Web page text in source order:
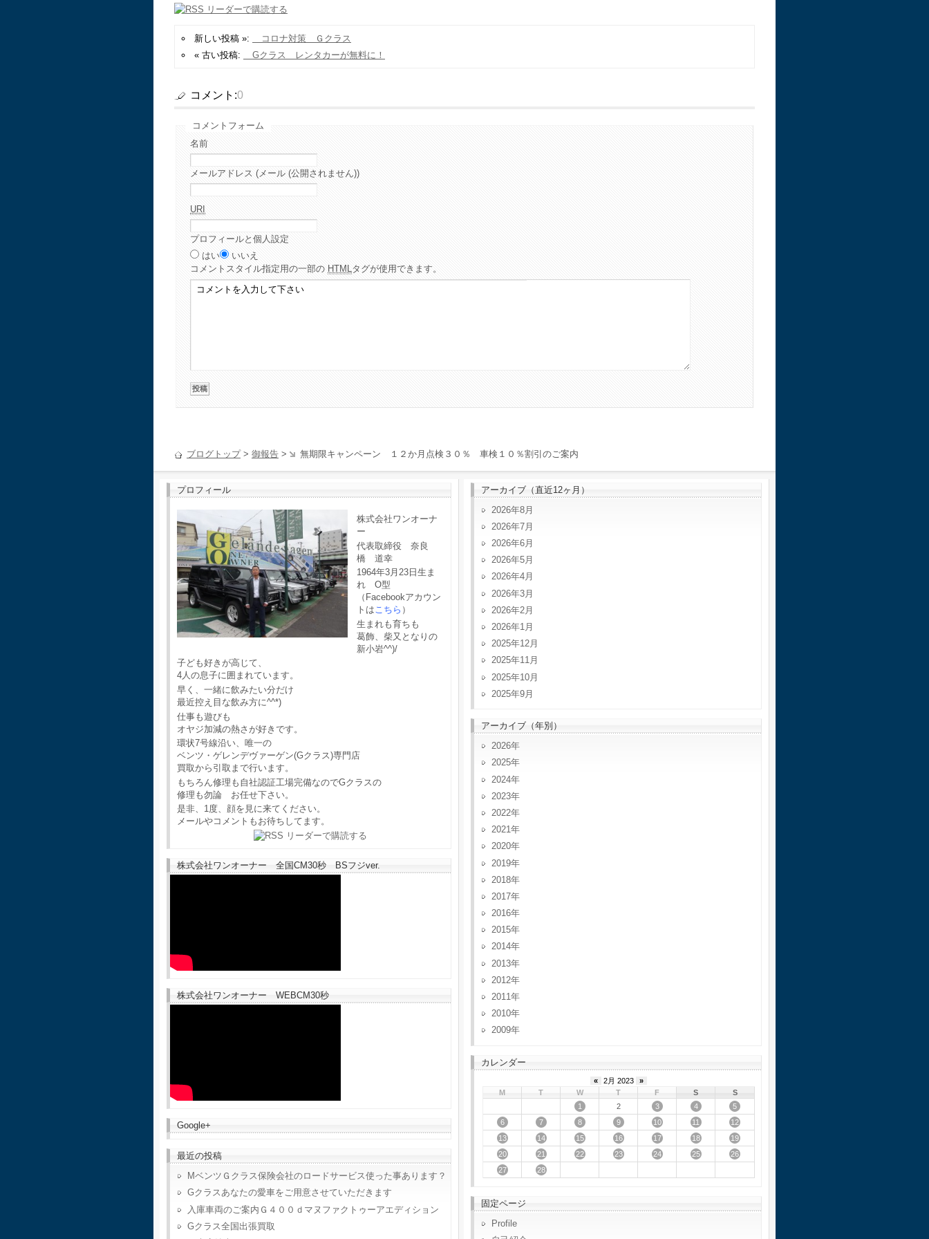
新しい投稿 »:
コロナ対策 Ｇクラス
« 古い投稿:
Gクラス レンタカーが無料に！
コメント:0
コメントフォーム
名前
メールアドレス (メール (公開されません))
URI
プロフィールと個人設定
はい
いいえ
コメント スタイル指定用の一部の HTMLタグが使用できます。
ブログトップ> 御報告 > 無期限キャンペーン １２か月点検３０％ 車検１０％割引のご案内
プロフィール
株式会社ワンオーナ
ー
代表取締役 奈良
橋 道幸
1964年3月23日生ま
れ O型
（Facebookアカウン
トはこちら ）
生まれも育ちも
葛飾、柴又となりの
新小岩^^)/
子ども好きが高じて、
4人の息子に囲まれています。
早く、一緒に飲みたい分だけ
最近控え目な飲み方に^^*)
仕事も遊びも
オヤジ加減の熱さが好きです。
環状7号線沿い、唯一の
ベンツ・ゲレンデヴァーゲン(Gクラス)専門店
買取から引取まで行います。
もちろん修理も自社認証工場完備なのでGクラスの
修理も勿論 お任せ下さい。
是非、1度、顔を見に来てください。
メールやコメントもお待ちしてます。
株式会社ワンオーナー 全国CM30秒 BSフジver.
株式会社ワンオーナー WEBCM30秒
Google+
最近の投稿
MベンツＧクラス保険会社のロードサービス使った事あります？
Gクラスあなたの愛車をご用意させていただきます
入庫車両のご案内Ｇ４００ｄマヌファクトゥーアエディション
Gクラス全国出張買取
アーカイブ（直近12ヶ月）
2026年8月
2026年7月
2026年6月
2026年5月
2026年4月
2026年3月
2026年2月
2026年1月
2025年12月
2025年11月
2025年10月
2025年9月
アーカイブ（年別）
2026
2025
2024
2023
2022
2021
2020
2019
2018
2017
2016
2015
2014
2013
2012
2011
2010
2009
カレンダー
« 2月 2023
»
M
T W T F S
S
1
2 3 4
5
6
7 8 9 10 11
12
13
14 15 16 17 18
19
20
21 22 23 24 25
26
27
28
固定ページ
Profile